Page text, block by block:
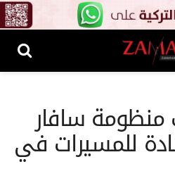
سافار
للمسيرات في